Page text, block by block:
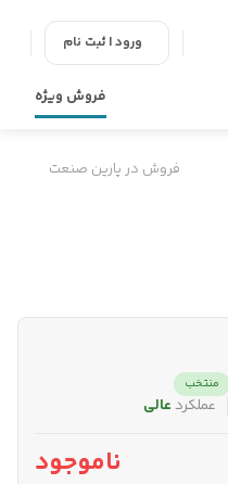
ورود | ثبت نام
فروش ویژه
فروش در پارین صنعت
منتخب
عملکرد عالی
ناموجود